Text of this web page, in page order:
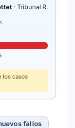
· Tribunal R.
los casos
fallos